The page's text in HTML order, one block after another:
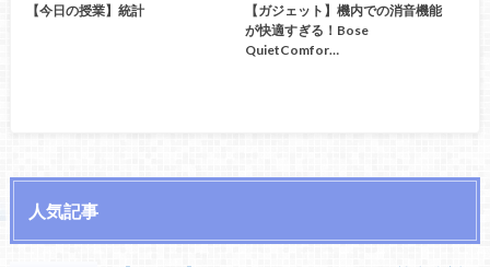
【今日の授業】統計
【ガジェット】機内での消音機能
が快適すぎる！Bose
QuietComfor…
人気記事